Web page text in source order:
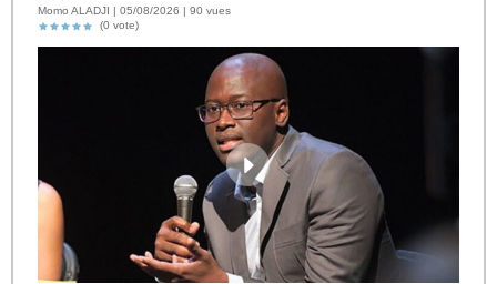
Momo ALADJI | 05/08/2026 | 90 vues
(0 vote)